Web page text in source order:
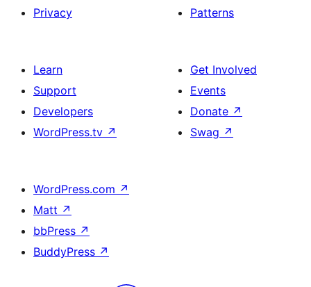
Privacy
Patterns
Learn
Support
Developers
WordPress.tv ↗
Get Involved
Events
Donate ↗
Swag ↗
WordPress.com ↗
Matt ↗
bbPress ↗
BuddyPress ↗